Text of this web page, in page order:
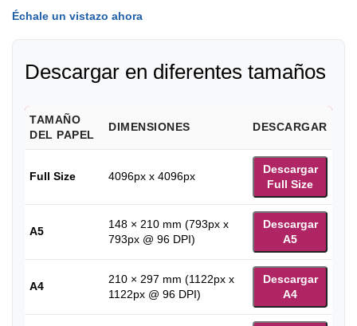
Échale un vistazo ahora
Descargar en diferentes tamaños
TAMAÑO
DEL PAPEL
DIMENSIONES DESCARGAR
Full Size 4096px x 4096px
Descargar
Full Size
A5
148 × 210 mm (793px x
793px @ 96 DPI)
Descargar
A5
A4
210 × 297 mm (1122px x
1122px @ 96 DPI)
Descargar
A4